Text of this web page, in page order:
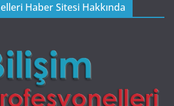
Haber Sitesi Hakkında